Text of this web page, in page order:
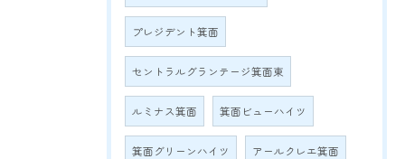
プレジデント箕面
セントラルグランテージ箕面東
ルミナス箕面 箕面ビューハイツ
箕面グリーンハイツ アールクレエ箕面